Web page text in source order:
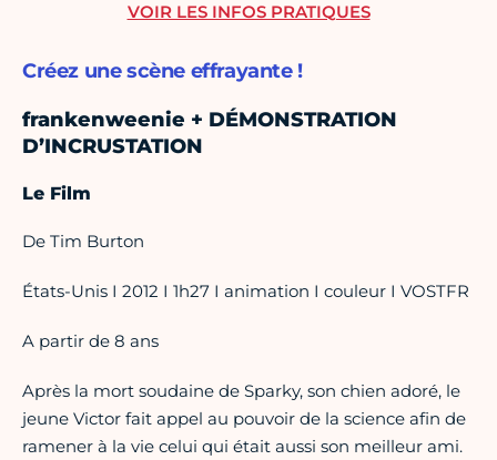
Créez une scène effrayante !
frankenweenie + DÉMONSTRATION
D’INCRUSTATION
Le Film
De Tim Burton
États-Unis I 2012 I 1h27 I animation I couleur I VOSTFR
A partir de 8 ans
Après la mort soudaine de Sparky, son chien adoré, le
jeune Victor fait appel au pouvoir de la science afin de
ramener à la vie celui qui était aussi son meilleur ami.
VOIR LES INFOS PRATIQUES